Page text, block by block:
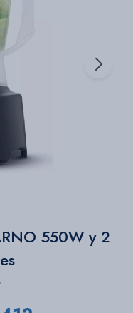
550W y 2